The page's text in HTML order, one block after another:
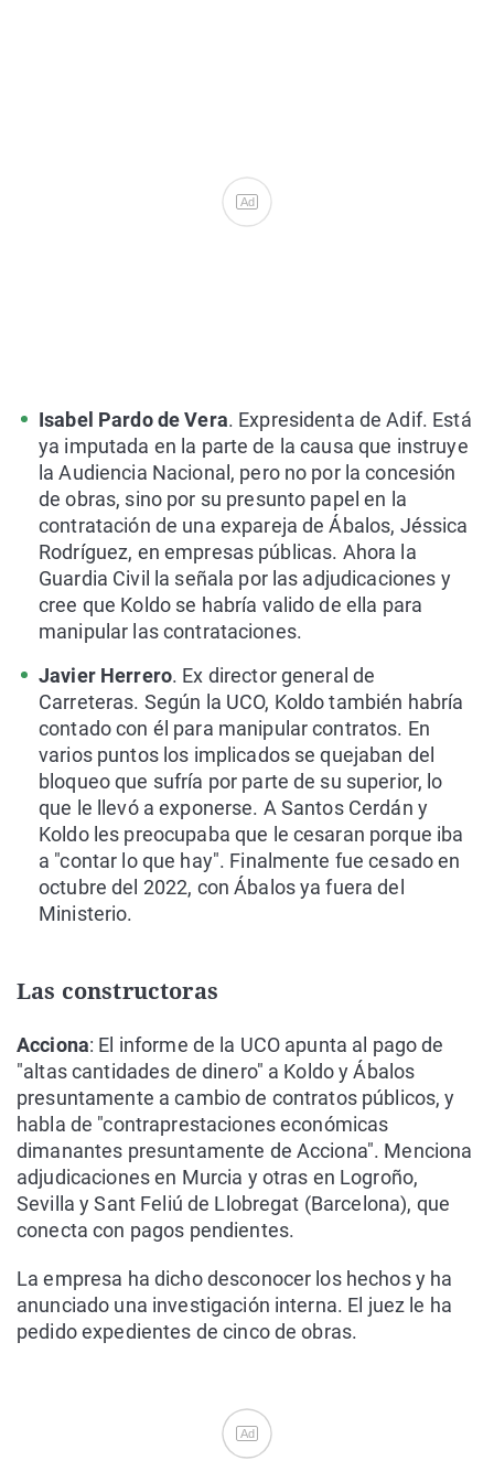
Ad
Isabel Pardo de Vera. Expresidenta de Adif. Está
ya imputada en la parte de la causa que instruye
la Audiencia Nacional, pero no por la concesión
de obras, sino por su presunto papel en la
contratación de una expareja de Ábalos, Jéssica
Rodríguez, en empresas públicas. Ahora la
Guardia Civil la señala por las adjudicaciones y
cree que Koldo se habría valido de ella para
manipular las contrataciones.
Javier Herrero. Ex director general de
Carreteras. Según la UCO, Koldo también habría
contado con él para manipular contratos. En
varios puntos los implicados se quejaban del
bloqueo que sufría por parte de su superior, lo
que le llevó a exponerse. A Santos Cerdán y
Koldo les preocupaba que le cesaran porque iba
a "contar lo que hay". Finalmente fue cesado en
octubre del 2022, con Ábalos ya fuera del
Ministerio.
Las constructoras
Acciona: El informe de la UCO apunta al pago de
"altas cantidades de dinero" a Koldo y Ábalos
presuntamente a cambio de contratos públicos, y
habla de "contraprestaciones económicas
dimanantes presuntamente de Acciona". Menciona
adjudicaciones en Murcia y otras en Logroño,
Sevilla y Sant Feliú de Llobregat (Barcelona), que
conecta con pagos pendientes.
La empresa ha dicho desconocer los hechos y ha
anunciado una investigación interna. El juez le ha
pedido expedientes de cinco de obras.
Ad